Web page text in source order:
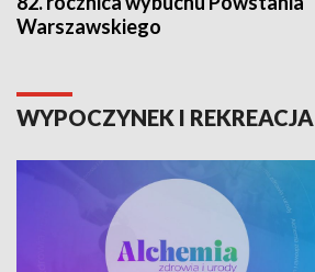
Warszawskiego
WYPOCZYNEK I REKREACJA